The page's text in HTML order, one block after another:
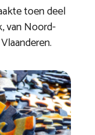
toen deel
van Noord-